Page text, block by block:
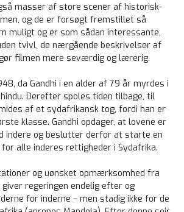
masser af store scener af historisk-
og de er forsøgt fremstillet så
muligt og er som sådan interessante,
tvivl, de nærgående beskrivelser af
filmen mere seværdig og lærerig.
da Gandhi i en alder af 79 år myrdes i
Derefter spoles tiden tilbage, til
af et sydafrikansk tog, fordi han er
klasse. Gandhi opdager, at lovene er
indere og beslutter derfor at starte en
alle inderes rettigheder i Sydafrika.
og uønsket opmærksomhed fra
regeringen endelig efter og
for inderne – men stadig ikke for de